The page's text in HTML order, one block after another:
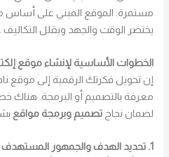
مستمرة. الموقع المبني على أساس
يختصر الوقت والجهد ويقلل
الخطوات الأساسية لإنشاء موقع
إن تحويل فكرتك الرقمية إلى موقع
معرفة بالتصميم أو البرمجة. هناك
لضمان نجاحتصميم وبرمجة مواقع
1. تحديد الهدف والجمهور المستهدف